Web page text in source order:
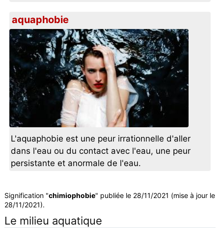
aquaphobie
L'aquaphobie est une peur irrationnelle d'aller
dans l'eau ou du contact avec l'eau, une peur
persistante et anormale de l'eau.
Signification "chimiophobie" publiée le 28/11/2021 (mise à jour le
28/11/2021).
Le milieu aquatique